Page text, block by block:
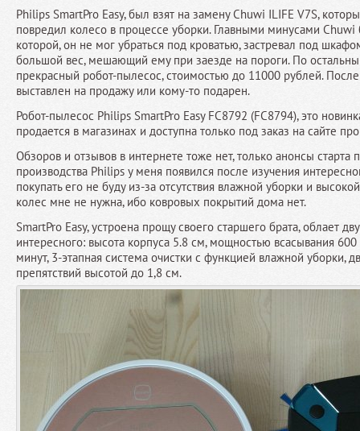
Philips SmartPro Easy, был взят на замену Chuwi ILIFE V7S,
повредил колесо в процессе уборки. Главными минусами Chuwi
которой, он не мог убраться под кроватью, застревал под
большой вес, мешающий ему при заезде на пороги. По
прекрасный робот-пылесос, стоимостью до 11000 рублей.
выставлен на продажу или кому-то подарен.
Робот-пылесос Philips SmartPro Easy FC8792 (FC8794), это
продается в магазинах и доступна только под заказ на сайте
Обзоров и отзывов в интернете тоже нет, только анонсы старта
производства Philips у меня появился после изучения
покупать его не буду из-за отсутствия влажной уборки и
колес мне не нужна, ибо ковровых покрытий дома нет.
SmartPro Easy, устроена прощу своего старшего брата, облает
интересного: высота корпуса 5.8 см, мощностью всасывания
минут, 3-этапная система очистки с функцией влажной уборки,
препятствий высотой до 1,8 см.